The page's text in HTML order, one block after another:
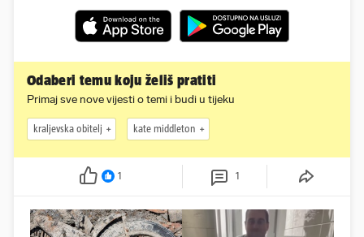
Odaberi temu koju želiš pratiti
Primaj sve nove vijesti o temi i budi u tijeku
kraljevska obitelj kate middleton
1 1